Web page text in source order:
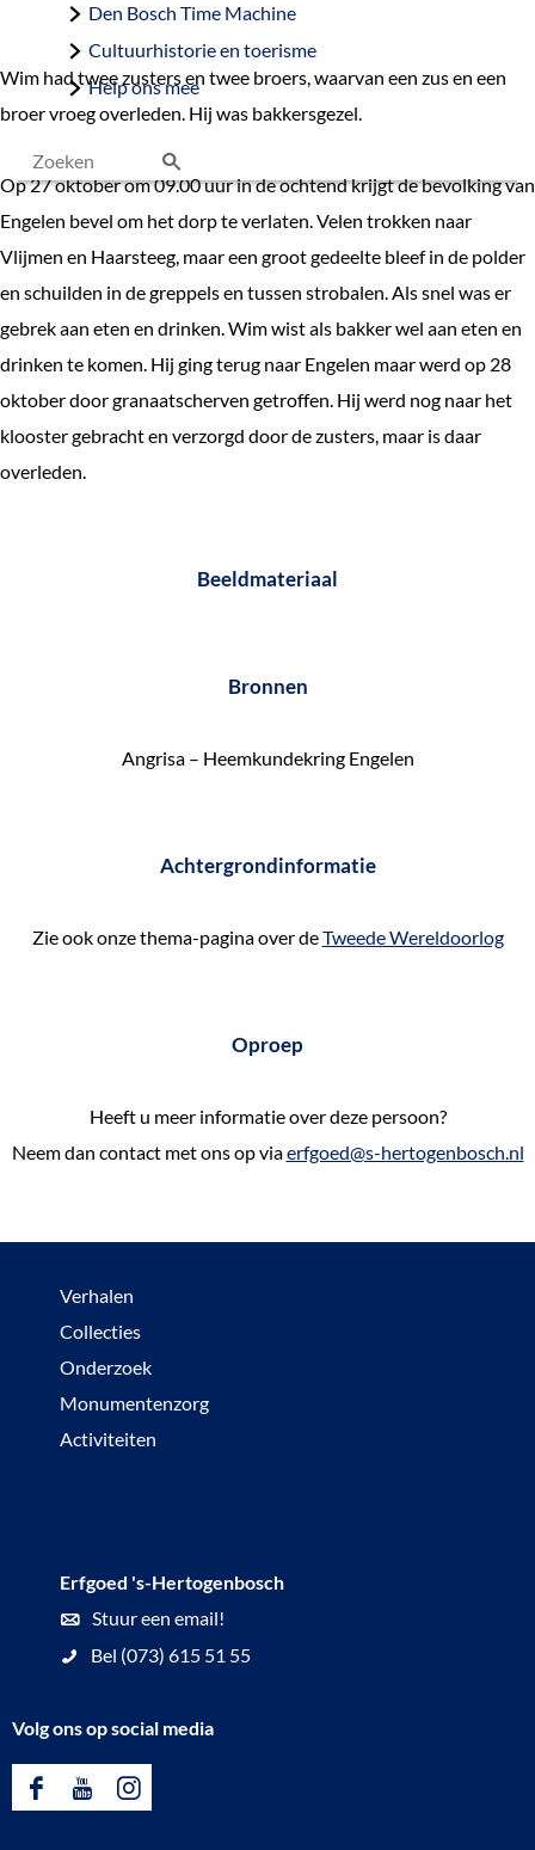
Den Bosch Time Machine
Cultuurhistorie en toerisme
Help ons mee
Z
o
e
k
e
n
Wim had twee zusters en twee broers, waarvan een zus en een
broer vroeg overleden. Hij was bakkersgezel.
Op 27 oktober om 09.00 uur in de ochtend krijgt de bevolking van
Engelen bevel om het dorp te verlaten. Velen trokken naar
Vlijmen en Haarsteeg, maar een groot gedeelte bleef in de polder
en schuilden in de greppels en tussen strobalen. Als snel was er
gebrek aan eten en drinken. Wim wist als bakker wel aan eten en
drinken te komen. Hij ging terug naar Engelen maar werd op 28
oktober door granaatscherven getroffen. Hij werd nog naar het
klooster gebracht en verzorgd door de zusters, maar is daar
overleden.
Beeldmateriaal
Bronnen
Angrisa – Heemkundekring Engelen
Achtergrondinformatie
Zie ook onze thema-pagina over deTweede Wereldoorlog
Oproep
Heeft u meer informatie over deze persoon?
Neem dan contact met ons op viaerfgoed@s-hertogenbosch.nl
Verhalen
Collecties
Onderzoek
Monumentenzorg
Activiteiten
Erfgoed 's-Hertogenbosch
Stuur een email!
Bel (073) 615 51 55
Volg ons op social media
F
Y
I